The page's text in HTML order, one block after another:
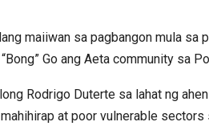
maiiwan sa pagbangon mula sa
Go ang Aeta community sa
Rodrigo Duterte sa lahat ng
at poor vulnerable sectors